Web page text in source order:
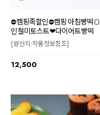
⛔캠핑족할인⛔캠핑 아침빵떡🍞
인절미토스트❤다이어트빵떡
[원산지:작품정보참조]
12,500